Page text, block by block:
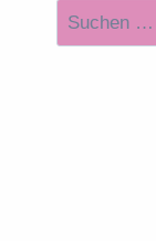
Suchen
nach: